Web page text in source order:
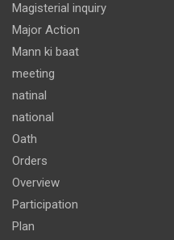
Magisterial inquiry
Major Action
Mann ki baat
meeting
natinal
national
Oath
Orders
Overview
Participation
Plan